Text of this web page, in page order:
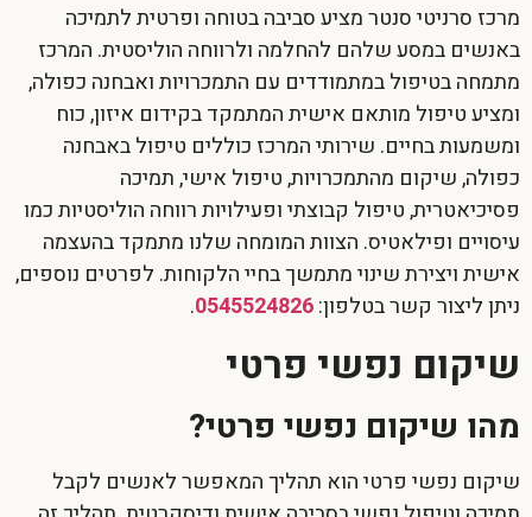
מרכז סרניטי סנטר מציע סביבה בטוחה ופרטית לתמיכה
באנשים במסע שלהם להחלמה ולרווחה הוליסטית. המרכז
מתמחה בטיפול במתמודדים עם התמכרויות ואבחנה כפולה,
ומציע טיפול מותאם אישית המתמקד בקידום איזון, כוח
ומשמעות בחיים. שירותי המרכז כוללים טיפול באבחנה
כפולה, שיקום מהתמכרויות, טיפול אישי, תמיכה
פסיכיאטרית, טיפול קבוצתי ופעילויות רווחה הוליסטיות כמו
עיסויים ופילאטיס. הצוות המומחה שלנו מתמקד בהעצמה
אישית ויצירת שינוי מתמשך בחיי הלקוחות. לפרטים נוספים,
ניתן ליצור קשר בטלפון:0545524826
.
שיקום נפשי פרטי
מהו שיקום נפשי פרטי?
שיקום נפשי פרטי הוא תהליך המאפשר לאנשים לקבל